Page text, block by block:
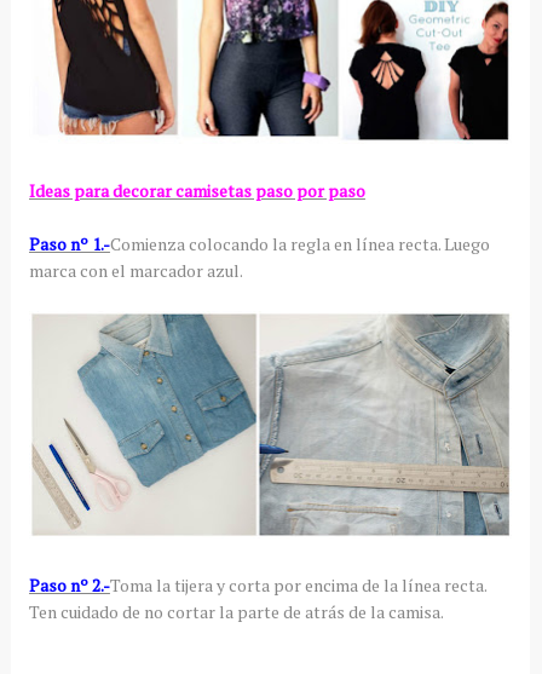
Ideas para decorar camisetas paso por paso
Paso nº 1.-Comienza colocando la regla en línea recta. Luego
marca con el marcador azul.
Paso nº 2.-Toma la tijera y corta por encima de la línea recta.
Ten cuidado de no cortar la parte de atrás de la camisa.